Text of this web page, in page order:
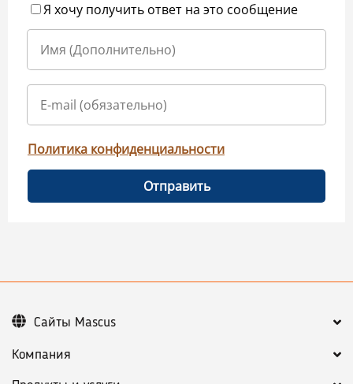
Я хочу получить ответ на это сообщение
Политика конфиденциальности
Отправить
Компания
Сайты Mascus